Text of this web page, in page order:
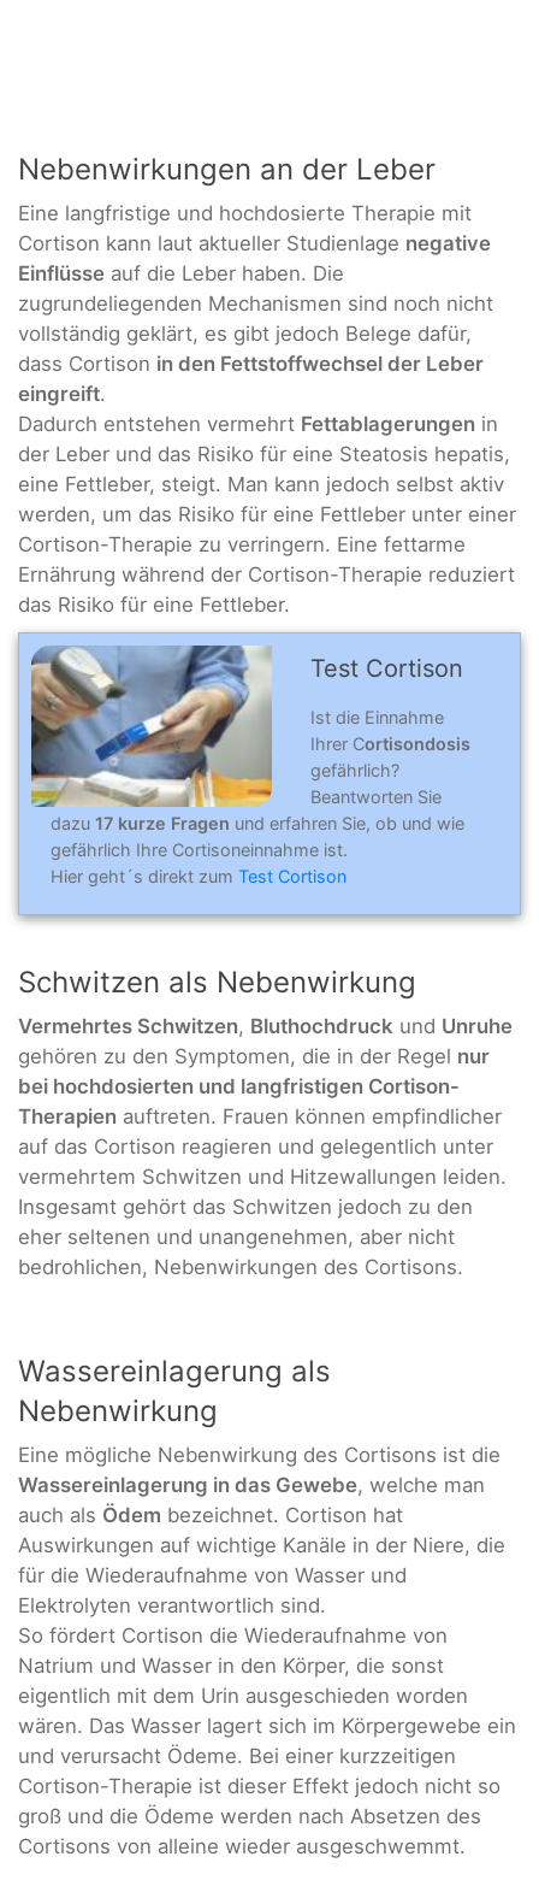
Nebenwirkungen an der Leber
Eine langfristige und hochdosierte Therapie mit
Cortison kann laut aktueller Studienlage negative
Einflüsse auf die Leber haben. Die
zugrundeliegenden Mechanismen sind noch nicht
vollständig geklärt, es gibt jedoch Belege dafür,
dass Cortison in den Fettstoffwechsel der Leber
eingreift.
Dadurch entstehen vermehrt Fettablagerungen in
der Leber und das Risiko für eine Steatosis hepatis,
eine Fettleber, steigt. Man kann jedoch selbst aktiv
werden, um das Risiko für eine Fettleber unter einer
Cortison-Therapie zu verringern. Eine fettarme
Ernährung während der Cortison-Therapie reduziert
das Risiko für eine Fettleber.
Test Cortison
Ist die Einnahme
Ihrer Cortisondosis
gefährlich?
Beantworten Sie
dazu 17 kurze Fragen und erfahren Sie, ob und wie
gefährlich Ihre Cortisoneinnahme ist.
Hier geht´s direkt zum Test Cortison
Schwitzen als Nebenwirkung
Vermehrtes Schwitzen, Bluthochdruck und Unruhe
gehören zu den Symptomen, die in der Regel nur
bei hochdosierten und langfristigen Cortison-
Therapien auftreten. Frauen können empfindlicher
auf das Cortison reagieren und gelegentlich unter
vermehrtem Schwitzen und Hitzewallungen leiden.
Insgesamt gehört das Schwitzen jedoch zu den
eher seltenen und unangenehmen, aber nicht
bedrohlichen, Nebenwirkungen des Cortisons.
Wassereinlagerung als
Nebenwirkung
Eine mögliche Nebenwirkung des Cortisons ist die
Wassereinlagerung in das Gewebe, welche man
auch als Ödem bezeichnet. Cortison hat
Auswirkungen auf wichtige Kanäle in der Niere, die
für die Wiederaufnahme von Wasser und
Elektrolyten verantwortlich sind.
So fördert Cortison die Wiederaufnahme von
Natrium und Wasser in den Körper, die sonst
eigentlich mit dem Urin ausgeschieden worden
wären. Das Wasser lagert sich im Körpergewebe ein
und verursacht Ödeme. Bei einer kurzzeitigen
Cortison-Therapie ist dieser Effekt jedoch nicht so
groß und die Ödeme werden nach Absetzen des
Cortisons von alleine wieder ausgeschwemmt.